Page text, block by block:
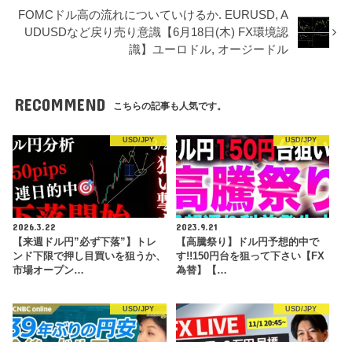
FOMCドル高の流れについていけるか. EURUSD, A
UDUSDなど戻り売り意識【6月18日(木) FX環境認
識】ユーロドル, オージードル
RECOMMEND こちらの記事も人気です。
USD/JPY
2026.3.22
【来週ドル円”必ず下落”】トレ
ンド下限で押し目買いを狙うか、
市場オープン…
USD/JPY
2023.9.21
【高騰祭り】ドル円予想的中で
す!!150円台を狙って下さい【FX
為替】【…
USD/JPY USD/JPY